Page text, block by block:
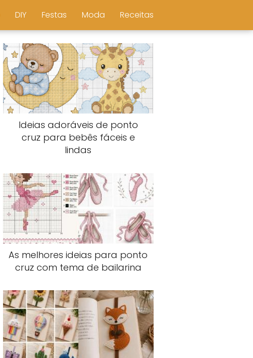
DIY Festas Moda Receitas
Ideias adoráveis de ponto
cruz para bebês fáceis e
lindas
As melhores ideias para ponto
cruz com tema de bailarina